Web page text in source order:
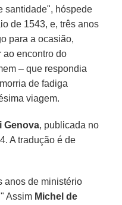
santidade", hóspede
de 1543, e, três anos
para a ocasião,
ao encontro do
– que respondia
de fadiga
viagem.
Genova, publicada no
A tradução é de
anos de ministério
Assim Michel de